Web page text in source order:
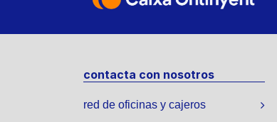
contacta con nosotros
red de oficinas y cajeros